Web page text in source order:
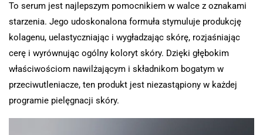
To serum jest najlepszym pomocnikiem w walce z oznakami
starzenia. Jego udoskonalona formuła stymuluje produkcję
kolagenu, uelastyczniając i wygładzając skórę, rozjaśniając
cerę i wyrównując ogólny koloryt skóry. Dzięki głębokim
właściwościom nawilżającym i składnikom bogatym w
przeciwutleniacze, ten produkt jest niezastąpiony w każdej
programie pielęgnacji skóry.